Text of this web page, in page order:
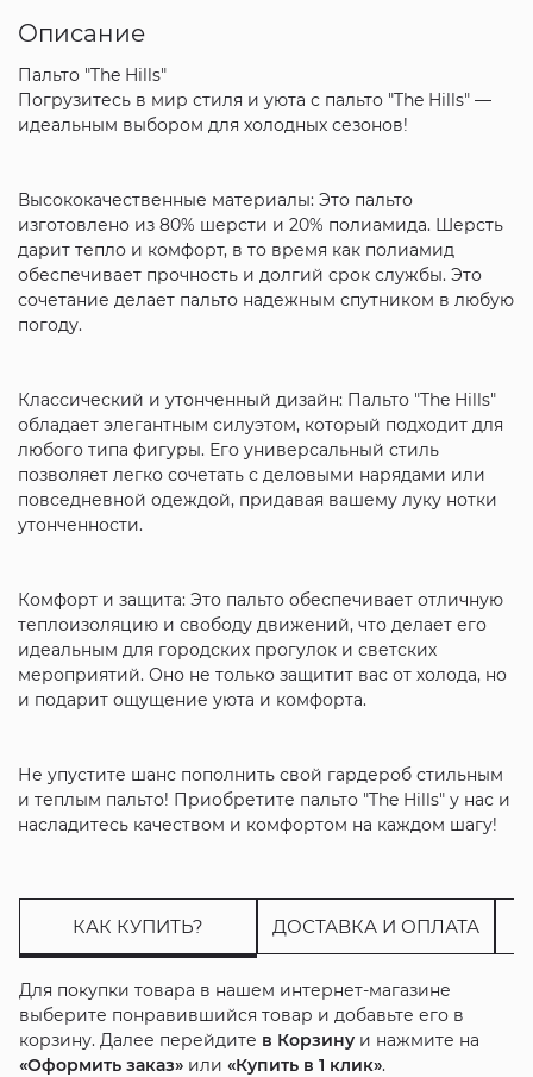
Описание
Пальто "The Hills"
Погрузитесь в мир стиля и уюта с пальто "The Hills" —
идеальным выбором для холодных сезонов!
Высококачественные материалы: Это пальто
изготовлено из 80% шерсти и 20% полиамида. Шерсть
дарит тепло и комфорт, в то время как полиамид
обеспечивает прочность и долгий срок службы. Это
сочетание делает пальто надежным спутником в любую
погоду.
Классический и утонченный дизайн: Пальто "The Hills"
обладает элегантным силуэтом, который подходит для
любого типа фигуры. Его универсальный стиль
позволяет легко сочетать с деловыми нарядами или
повседневной одеждой, придавая вашему луку нотки
утонченности.
Комфорт и защита: Это пальто обеспечивает отличную
теплоизоляцию и свободу движений, что делает его
идеальным для городских прогулок и светских
мероприятий. Оно не только защитит вас от холода, но
и подарит ощущение уюта и комфорта.
Не упустите шанс пополнить свой гардероб стильным
и теплым пальто! Приобретите пальто "The Hills" у нас и
насладитесь качеством и комфортом на каждом шагу!
КАК КУПИТЬ? ДОСТАВКА И ОПЛАТА
Для покупки товара в нашем интернет-магазине
выберите понравившийся товар и добавьте его в
корзину. Далее перейдите в Корзинуи нажмите на
«Оформить заказ»или «Купить в 1 клик».